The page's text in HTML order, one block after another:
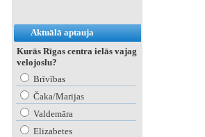
Aktuālā aptauja
Kurās Rīgas centra ielās vajag
velojoslu?
Brīvības
Čaka/Marijas
Valdemāra
Elizabetes